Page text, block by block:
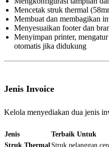
Mencetak struk thermal
Membuat dan membagikan
Menyesuaikan footer dan
Menyimpan printer,
otomatis jika didukung
Jenis Invoice
Kelola menyediakan dua jenis
Jenis Terbaik Untuk
Struk Thermal Struk pelanggan